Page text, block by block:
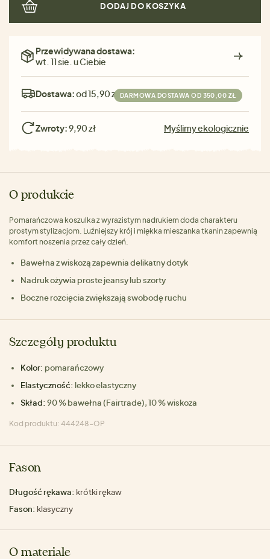
DODAJ DO KOSZYKA
Przewidywana dostawa:
wt. 11 sie. u Ciebie
Dostawa:od 15,90 zł DARMOWA DOSTAWA OD 350,00 ZŁ
Zwroty:9,90 zł Myślimy ekologicznie
O produkcie
Pomarańczowa koszulka z wyrazistym nadrukiem doda charakteru
prostym stylizacjom. Luźniejszy krój i miękka mieszanka tkanin zapewnią
komfort noszenia przez cały dzień.
Bawełna z wiskozą zapewnia delikatny dotyk
Nadruk ożywia proste jeansy lub szorty
Boczne rozcięcia zwiększają swobodę ruchu
Szczegóły produktu
Kolor: pomarańczowy
Elastyczność: lekko elastyczny
Skład: 90 % bawełna (Fairtrade), 10 % wiskoza
Kod produktu: 444248-OP
Fason
Długość rękawa: krótki rękaw
Fason: klasyczny
O materiale